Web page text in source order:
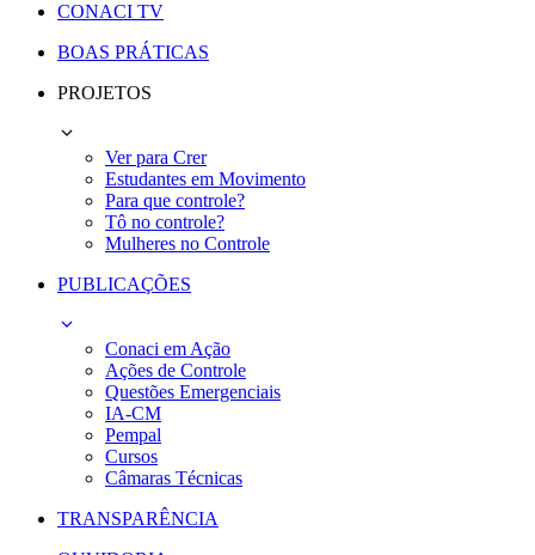
CONACI TV
BOAS PRÁTICAS
PROJETOS
Ver para Crer
Estudantes em Movimento
Para que controle?
Tô no controle?
Mulheres no Controle
PUBLICAÇÕES
Conaci em Ação
Ações de Controle
Questões Emergenciais
IA-CM
Pempal
Cursos
Câmaras Técnicas
TRANSPARÊNCIA